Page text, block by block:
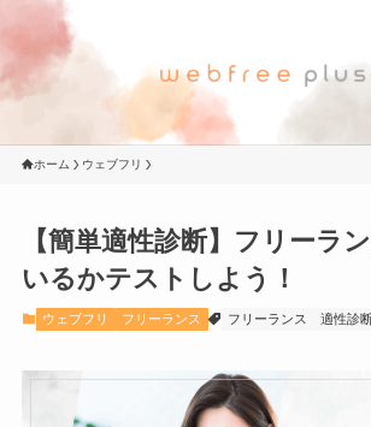
ホーム ウェブフリ
【簡単適性診断】フリーラ
いるかテストしよう！
ウェブフリ フリーランス フリーランス 適性診